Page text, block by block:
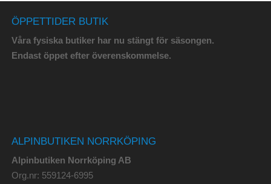
ÖPPETTIDER BUTIK
Våra fysiska butiker har nu stängt för säsongen.
Endast öppet efter överenskommelse.
ALPINBUTIKEN NORRKÖPING
Alpinbutiken Norrköping AB
Org.nr: 559124-6995